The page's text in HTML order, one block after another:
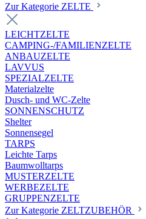
Zur Kategorie ZELTE
LEICHTZELTE
CAMPING-/FAMILIENZELTE
ANBAUZELTE
LAVVUS
SPEZIALZELTE
Materialzelte
Dusch- und WC-Zelte
SONNENSCHUTZ
Shelter
Sonnensegel
TARPS
Leichte Tarps
Baumwolltarps
MUSTERZELTE
WERBEZELTE
GRUPPENZELTE
Zur Kategorie ZELTZUBEHÖR